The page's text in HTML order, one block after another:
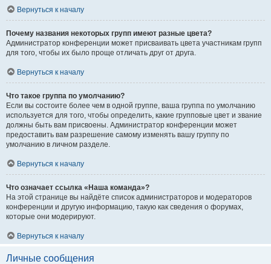
Вернуться к началу
Почему названия некоторых групп имеют разные цвета?
Администратор конференции может присваивать цвета участникам групп
для того, чтобы их было проще отличать друг от друга.
Вернуться к началу
Что такое группа по умолчанию?
Если вы состоите более чем в одной группе, ваша группа по умолчанию
используется для того, чтобы определить, какие групповые цвет и звание
должны быть вам присвоены. Администратор конференции может
предоставить вам разрешение самому изменять вашу группу по
умолчанию в личном разделе.
Вернуться к началу
Что означает ссылка «Наша команда»?
На этой странице вы найдёте список администраторов и модераторов
конференции и другую информацию, такую как сведения о форумах,
которые они модерируют.
Вернуться к началу
Личные сообщения